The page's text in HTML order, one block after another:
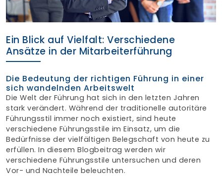
Ein Blick auf Vielfalt: Verschiedene
Ansätze in der Mitarbeiterführung
Die Bedeutung der richtigen Führung in einer
sich wandelnden Arbeitswelt
Die Welt der Führung hat sich in den letzten Jahren
stark verändert. Während der traditionelle autoritäre
Führungsstil immer noch existiert, sind heute
verschiedene Führungsstile im Einsatz, um die
Bedürfnisse der vielfältigen Belegschaft von heute zu
erfüllen. In diesem Blogbeitrag werden wir
verschiedene Führungsstile untersuchen und deren
Vor- und Nachteile beleuchten.